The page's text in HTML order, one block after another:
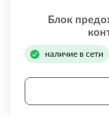
Блок
наличие в сети